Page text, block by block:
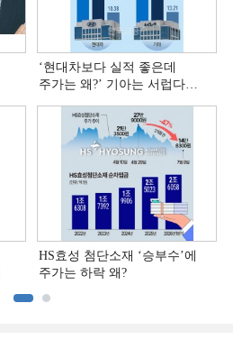
‘현대차보다 실적 좋은데
주가는 왜?ʼ 기아는 서럽다
HS효성 첨단소재 ‘승부수’에
주가는 하락 왜?